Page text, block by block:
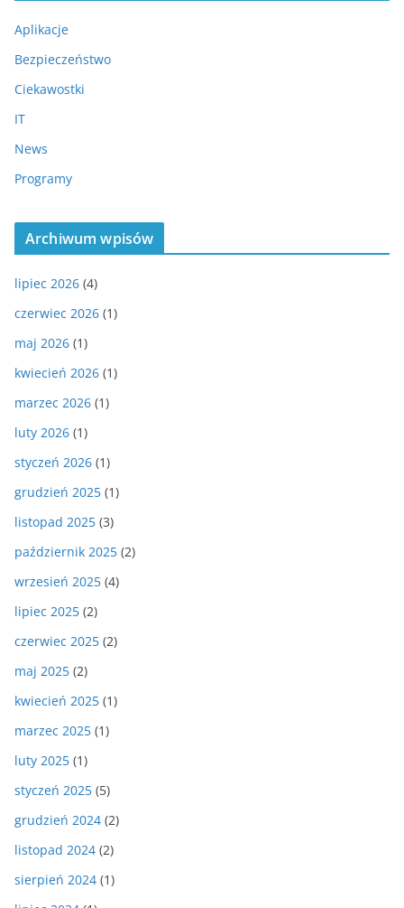
Aplikacje
Bezpieczeństwo
Ciekawostki
IT
News
Programy
Archiwum wpisów
lipiec 2026 (4)
czerwiec 2026 (1)
maj 2026 (1)
kwiecień 2026 (1)
marzec 2026 (1)
luty 2026 (1)
styczeń 2026 (1)
grudzień 2025 (1)
listopad 2025 (3)
październik 2025 (2)
wrzesień 2025 (4)
lipiec 2025 (2)
czerwiec 2025 (2)
maj 2025 (2)
kwiecień 2025 (1)
marzec 2025 (1)
luty 2025 (1)
styczeń 2025 (5)
grudzień 2024 (2)
listopad 2024 (2)
sierpień 2024 (1)